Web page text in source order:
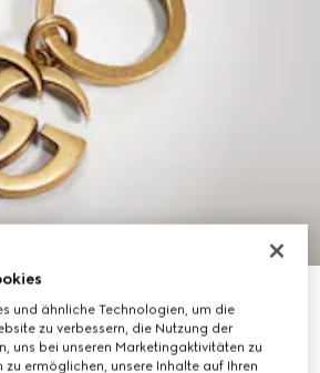
und ähnliche Technologien, um die
zu verbessern, die Nutzung der
uns bei unseren Marketingaktivitäten zu
zu ermöglichen, unsere Inhalte auf Ihren